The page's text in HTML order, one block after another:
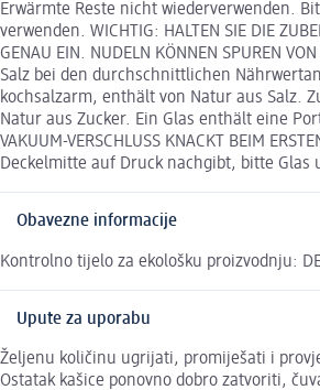
Erwärmte Reste nicht wiederverwenden.
verwenden. WICHTIG: HALTEN SIE DIE
GENAU EIN. NUDELN KÖNNEN SPUREN
Salz bei den durchschnittlichen
kochsalzarm, enthält von Natur aus Salz.
Natur aus Zucker. Ein Glas enthält eine
VAKUUM-VERSCHLUSS KNACKT BEIM
Deckelmitte auf Druck nachgibt, bitte Glas
Obavezne informacije
Kontrolno tijelo za ekološku proizvodnju:
Upute za uporabu
Željenu količinu ugrijati, promiješati i
Ostatak kašice ponovno dobro zatvoriti,